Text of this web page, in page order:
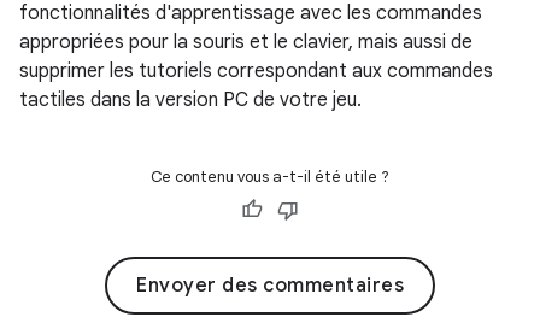
fonctionnalités d'apprentissage avec les commandes
appropriées pour la souris et le clavier, mais aussi de
supprimer les tutoriels correspondant aux commandes
tactiles dans la version PC de votre jeu.
Ce contenu vous a-t-il été utile ?
Envoyer des commentaires